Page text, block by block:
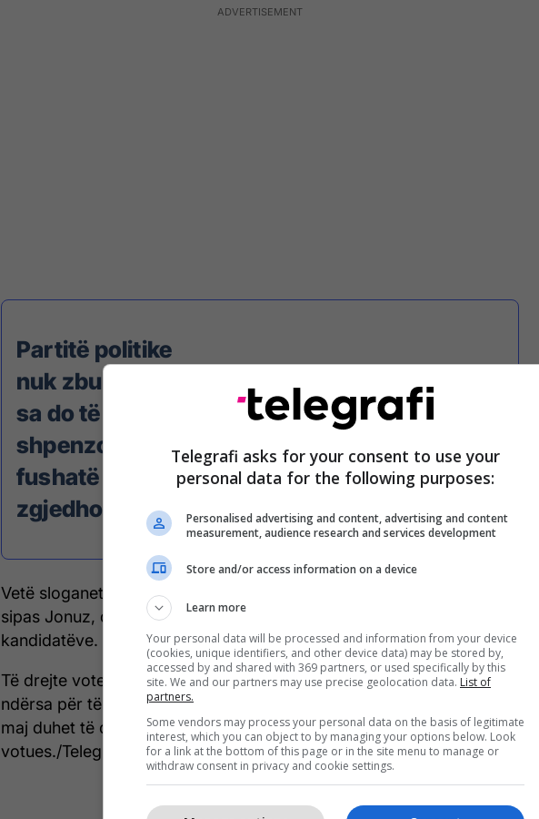
Partitë politike
nuk zbulojnë se
sa do të
shpenzojnë në
fushatë
zgjedhore
Vetë sloganet e kandidatëve do të udhëheqin fushatën presidenciale,
sipas Jonuz, qartësisht tregon se në çfarë do të bazohet retorika e
kandidatëve.
Të drejte vote në këto zgjedhje presidenciale kanë 1.808.131 votues,
ndërsa për të qenë zgjedhjet e suksesshme, në rrethin e dytë më 5
maj duhet të dalin së paku 40% prej tyre, përkatësisht 723.000
votues./Telegrafi/
Telegrafi asks for your consent to use your
personal data for the following purposes:
Personalised advertising and content, advertising and content
measurement, audience research and services development
Store and/or access information on a device
Learn more
Your personal data will be processed and information from your device
(cookies, unique identifiers, and other device data) may be stored by,
accessed by and shared with 369 partners, or used specifically by this
site. We and our partners may use precise geolocation data. List of
partners.
Some vendors may process your personal data on the basis of legitimate
interest, which you can object to by managing your options below. Look
for a link at the bottom of this page or in the site menu to manage or
withdraw consent in privacy and cookie settings.